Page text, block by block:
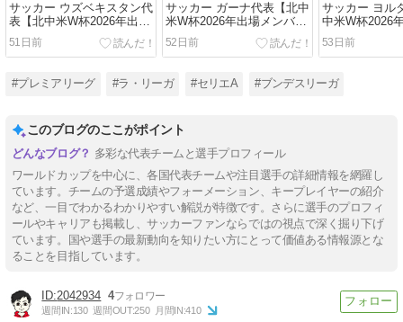
サッカー ウズベキスタン代
表【北中米W杯2026年出場
メンバー・フォーメーショ
ン・スタメン】
51日前
サッカー ガーナ代表【北中
米W杯2026年出場メンバ
ー・フォーメーション・ス
タメン】
52日前
サッカー ヨル
中米W杯2026
ー・フォーメ
タメン】
53日前
#プレミアリーグ #ラ・リーガ #セリエA #ブンデスリーガ
このブログのここがポイント
多彩な代表チームと選手プロフィール
ワールドカップを中心に、各国代表チームや注目選手の詳細情報を網羅し
ています。チームの予選成績やフォーメーション、キープレイヤーの紹介
など、一目でわかるわかりやすい解説が特徴です。さらに選手のプロフィ
ールやキャリアも掲載し、サッカーファンならではの視点で深く掘り下げ
ています。国や選手の最新動向を知りたい方にとって価値ある情報源とな
ることを目指しています。
2042934 4
週間IN:130 週間OUT:250 月間IN:410